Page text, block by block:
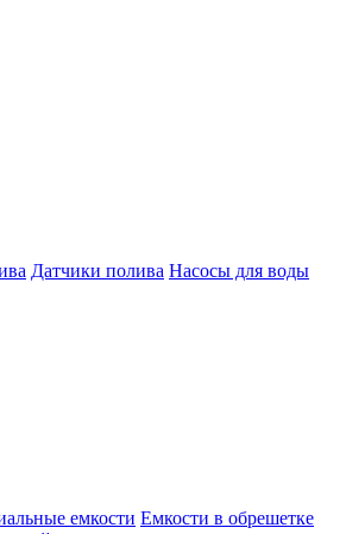
Датчики полива Насосы для воды
емкости Емкости в обрешетке